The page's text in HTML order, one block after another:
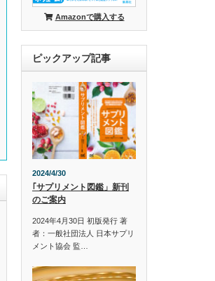
Amazonで購入する
ピックアップ記事
2024/4/30
｢サプリメント図鑑」新刊
のご案内
2024年4月30日 初版発行 著
者：一般社団法人 日本サプリ
メント協会 監…